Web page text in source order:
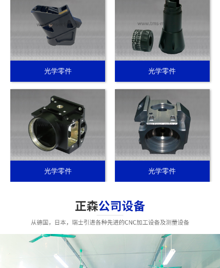
光学零件 光学零件
光学零件 光学零件